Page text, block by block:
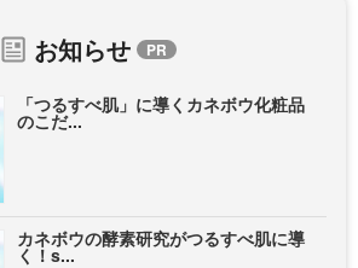
お知らせ
「つるすべ肌」に導くカネボウ化粧品
のこだ...
カネボウの酵素研究がつるすべ肌に導
く！s...